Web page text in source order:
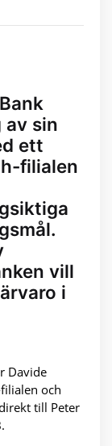
av sin
ett
filialen
vill
i
Davide
och
till Peter